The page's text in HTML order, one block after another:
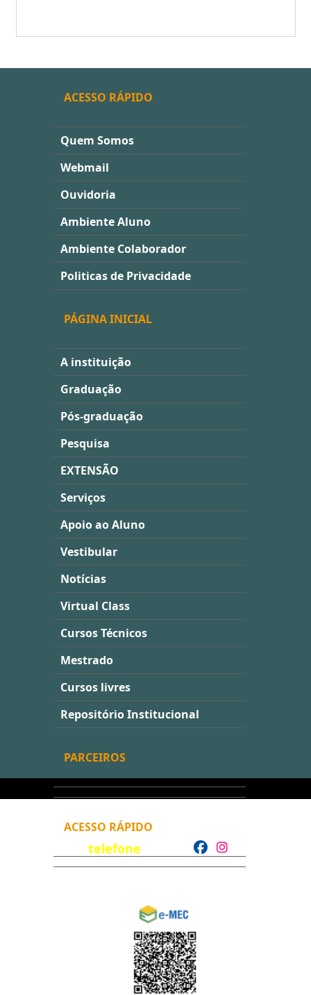
ACESSO RÁPIDO
Quem Somos
Webmail
Ouvidoria
Ambiente Aluno
Ambiente Colaborador
Politicas de Privacidade
PÁGINA INICIAL
A instituição
Graduação
Pós-graduação
Pesquisa
EXTENSÃO
Serviços
Apoio ao Aluno
Vestibular
Notícias
Virtual Class
Cursos Técnicos
Mestrado
Cursos livres
Repositório Institucional
PARCEIROS
ACESSO RÁPIDO
telefone